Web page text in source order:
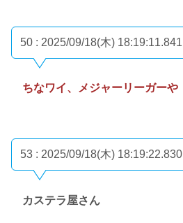
50 : 2025/09/18(木) 18:19:11.841
ちなワイ、メジャーリーガーや
53 : 2025/09/18(木) 18:19:22.830
カステラ屋さん